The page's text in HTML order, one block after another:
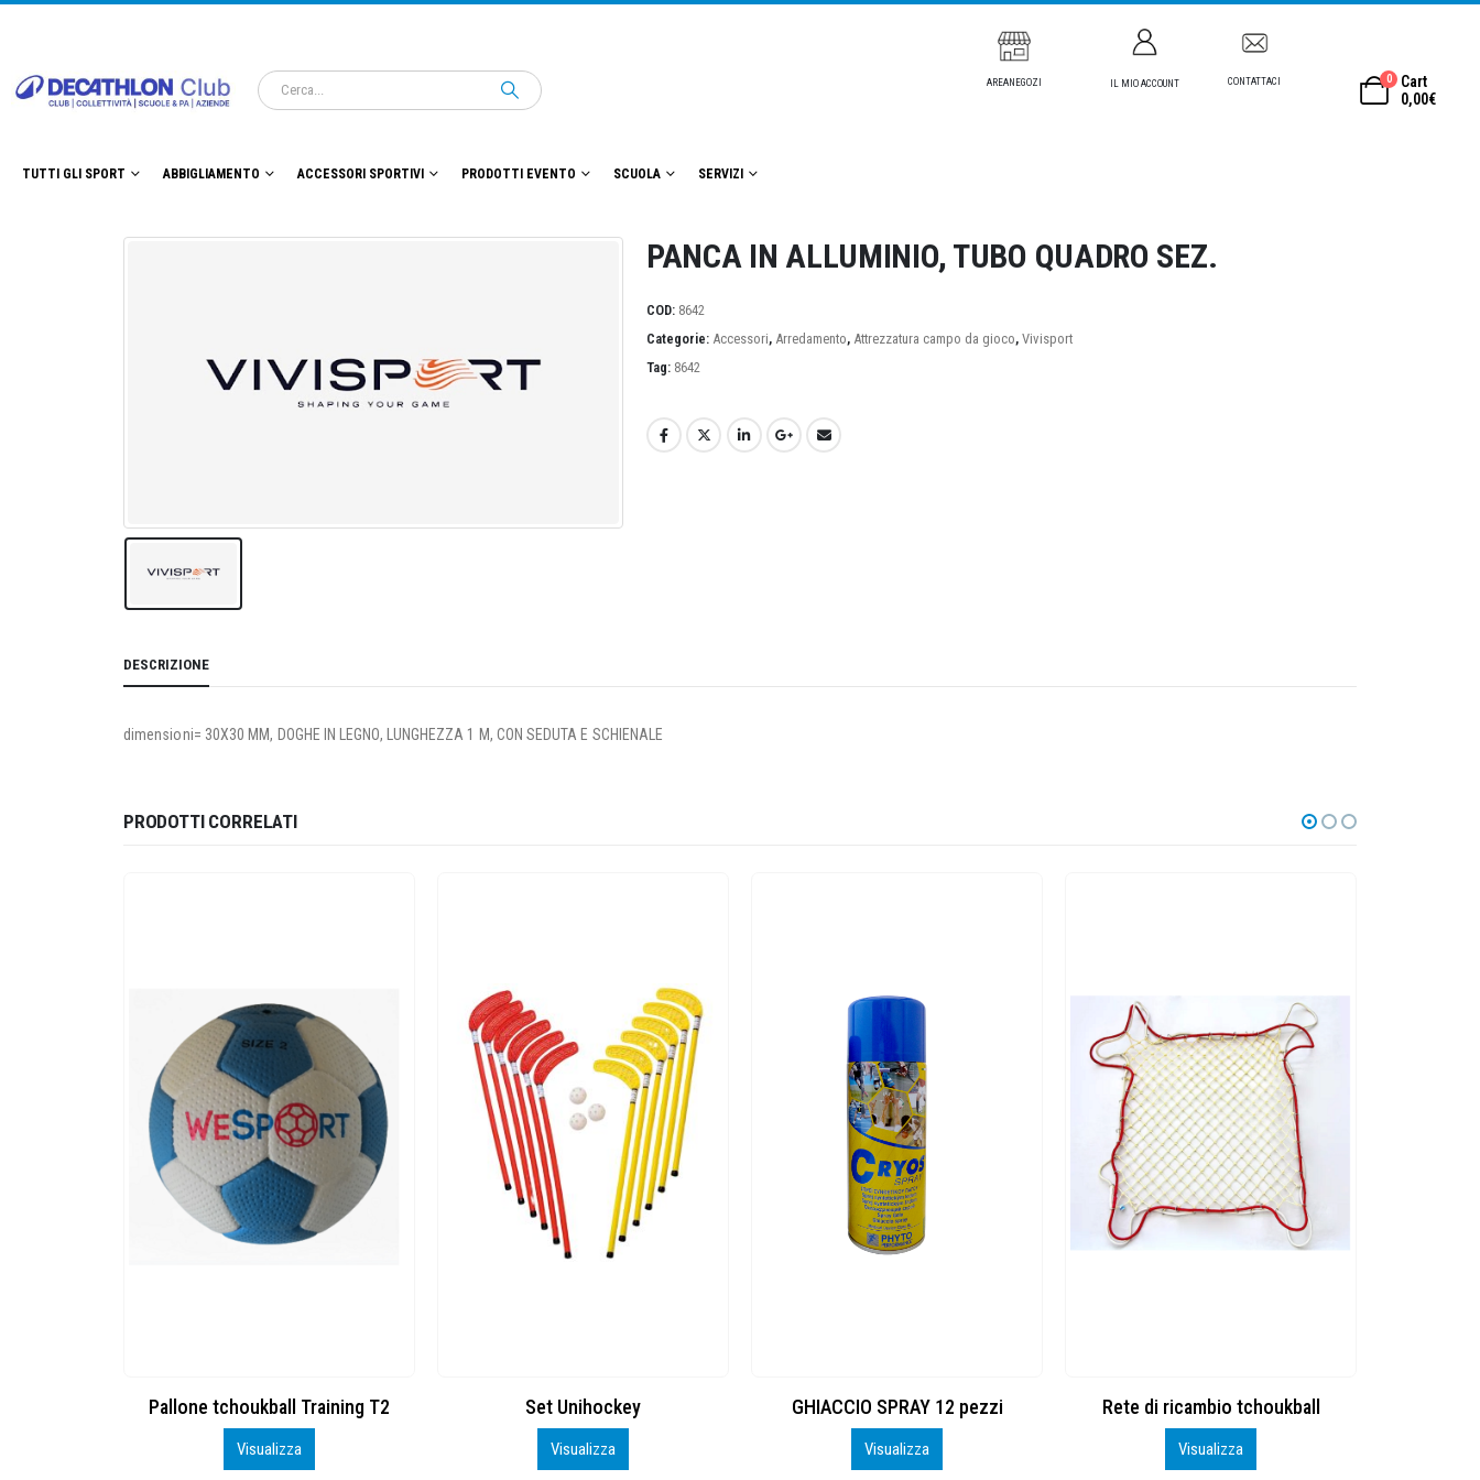
AREANEGOZI IL MIO ACCOUNT CONTATTACI 0
Cart
0,00€
TUTTI GLI SPORT ABBIGLIAMENTO ACCESSORI SPORTIVI PRODOTTI EVENTO SCUOLA SERVIZI
PANCA IN ALLUMINIO, TUBO QUADRO SEZ.
COD: 8642
Categorie: Accessori, Arredamento, Attrezzatura campo da gioco, Vivisport
Tag: 8642
DESCRIZIONE
dimensioni= 30X30 MM, DOGHE IN LEGNO, LUNGHEZZA 1 M, CON SEDUTA E SCHIENALE
PRODOTTI CORRELATI
tchoukball Training T2 Set Unihockey GHIACCIO SPRAY 12 pezzi Rete di ricambio tchoukball CLIP GIREVOLE DIA.MM 25 NYLON